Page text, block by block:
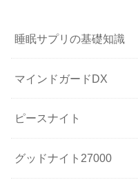
睡眠サプリの基礎知識
マインドガードDX
ピースナイト
グッドナイト27000